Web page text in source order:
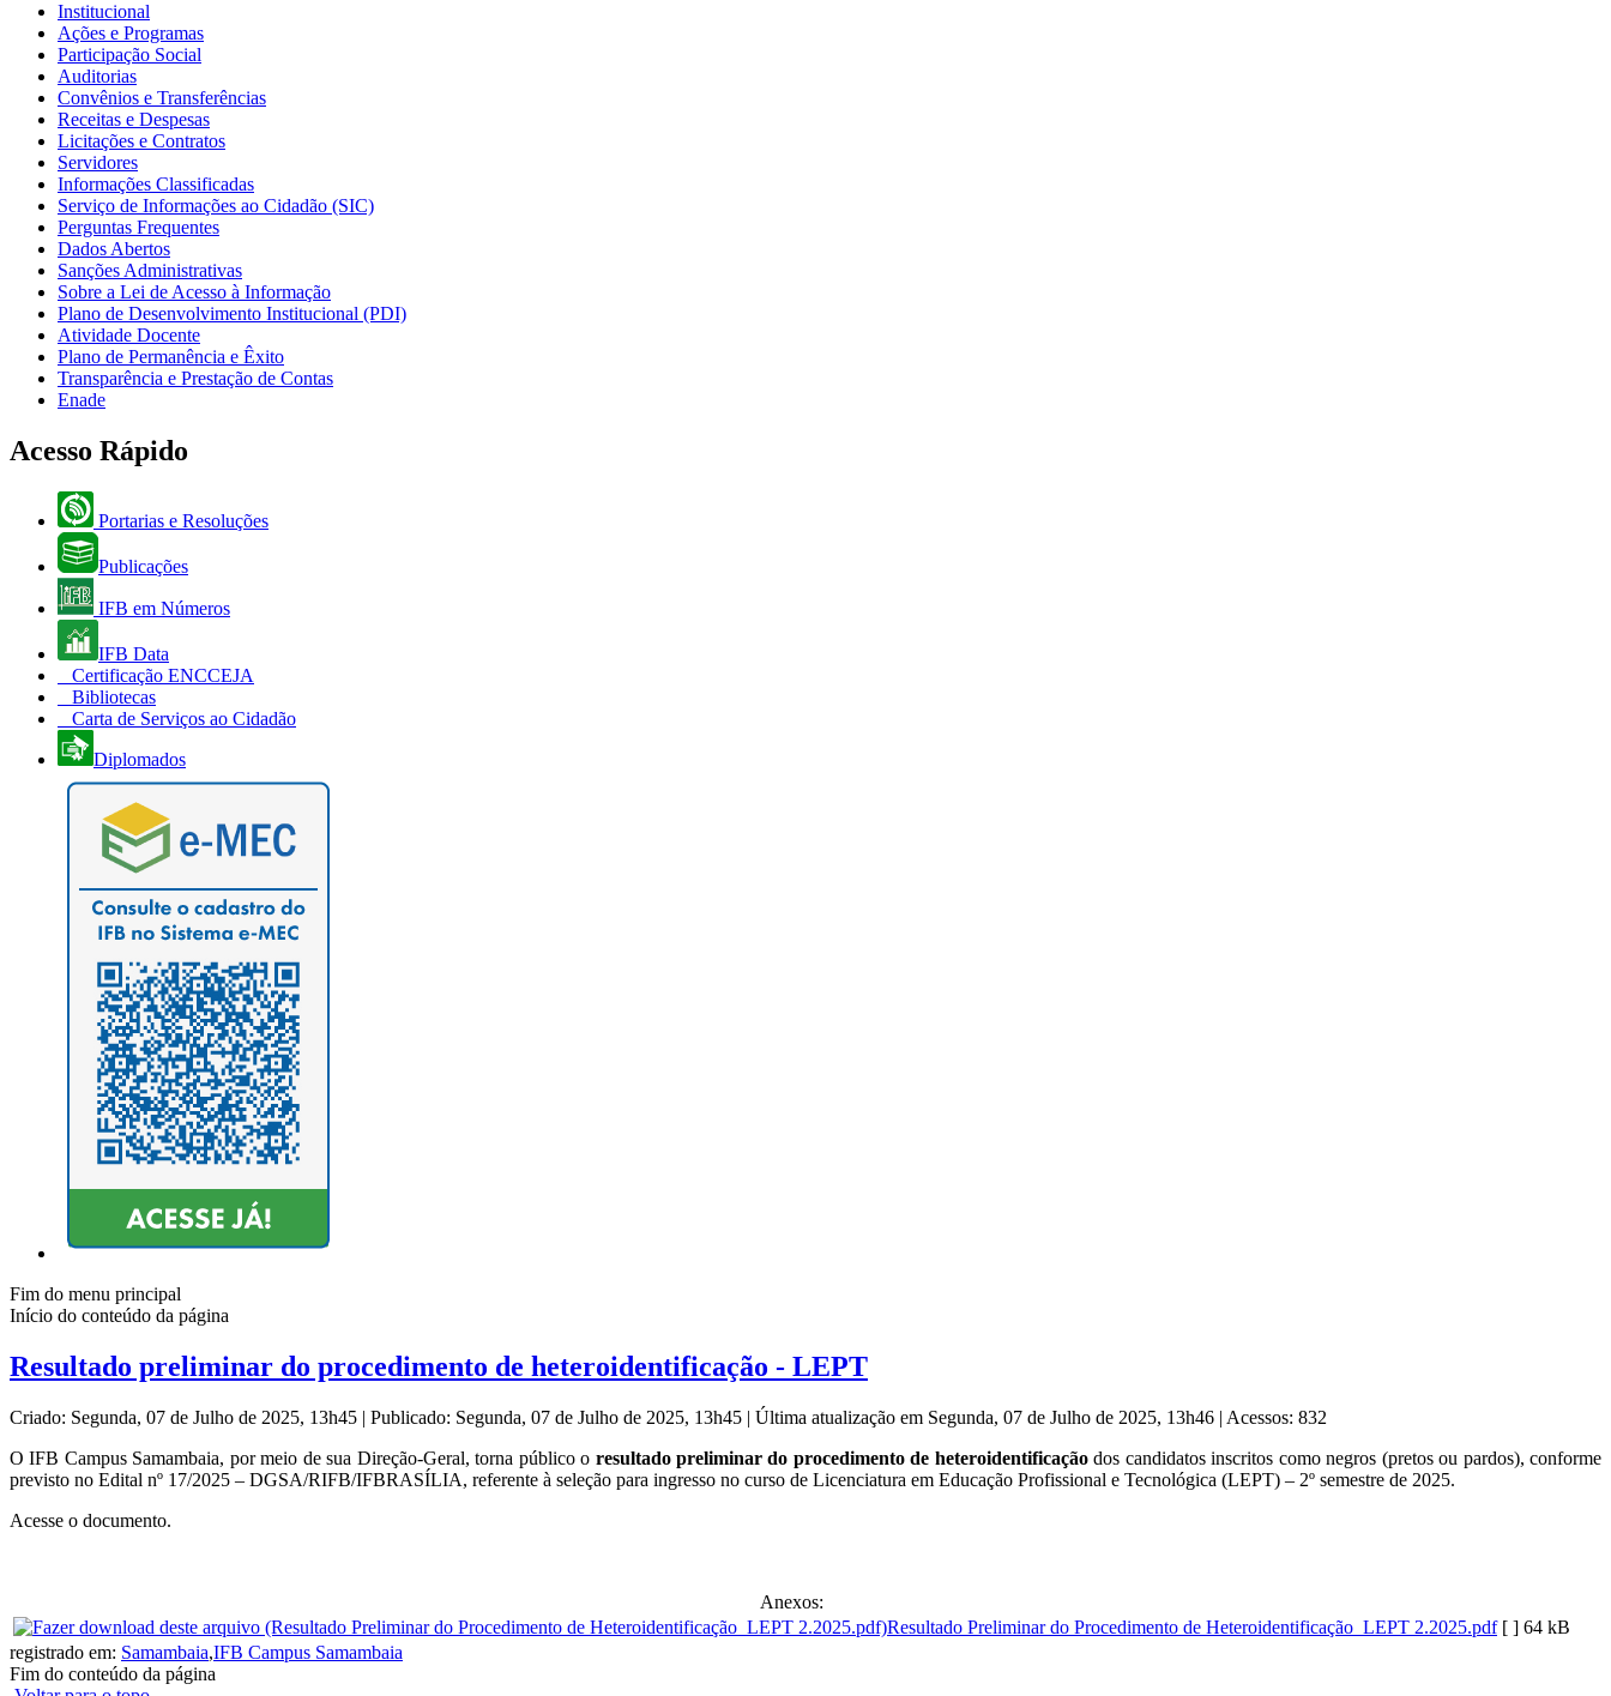
Institucional
Ações e Programas
Participação Social
Auditorias
Convênios e Transferências
Receitas e Despesas
Licitações e Contratos
Servidores
Informações Classificadas
Serviço de Informações ao Cidadão (SIC)
Perguntas Frequentes
Dados Abertos
Sanções Administrativas
Sobre a Lei de Acesso à Informação
Plano de Desenvolvimento Institucional (PDI)
Atividade Docente
Plano de Permanência e Êxito
Transparência e Prestação de Contas
Enade
Acesso Rápido
Portarias e Resoluções
Publicações
IFB em Números
IFB Data
Certificação ENCCEJA
Bibliotecas
Carta de Serviços ao Cidadão
Diplomados
Fim do menu principal
Início do conteúdo da página
Resultado preliminar do procedimento de heteroidentificação - LEPT
Criado: Segunda, 07 de Julho de 2025, 13h45 | Publicado: Segunda, 07 de Julho de 2025, 13h45 | Última atualização em Segunda, 07 de Julho de 2025, 13h46 | Acessos: 832
O IFB Campus Samambaia, por meio de sua Direção-Geral, torna público o resultado preliminar do procedimento de heteroidentificaçãodos candidatos inscritos como negros (pretos ou pardos), conforme
previsto no Edital nº 17/2025 – DGSA/RIFB/IFBRASÍLIA, referente à seleção para ingresso no curso de Licenciatura em Educação Profissional e Tecnológica (LEPT) – 2º semestre de 2025.
Acesse o documento.
Anexos:
Resultado Preliminar do Procedimento de Heteroidentificação_LEPT 2.2025.pdf [ ] 64 kB
registrado em: Samambaia,IFB Campus Samambaia
Fim do conteúdo da página